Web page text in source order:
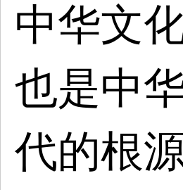
中华文
也是中
代的根